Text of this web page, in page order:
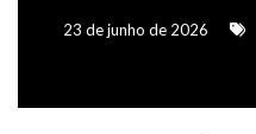
23 de junho de 2026